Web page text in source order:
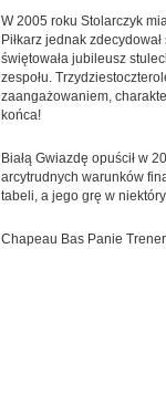
W 2005 roku Stolarczyk
Piłkarz jednak
świętowała jubileusz
zespołu.
zaangażowaniem,
końca!
Białą Gwiazdę opuścił w
arcytrudnych warunków
tabeli, a jego grę w
Chapeau Bas Panie